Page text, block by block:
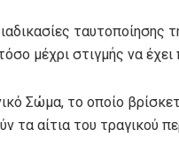
ταυτοποίησης
μέχρι στιγμής να
Σώμα, το οποίο
τα αίτια του τραγικού